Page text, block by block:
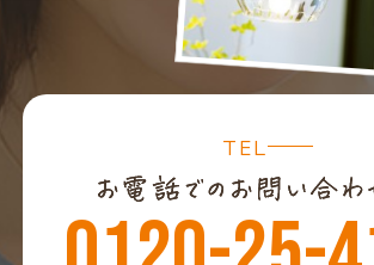
TEL